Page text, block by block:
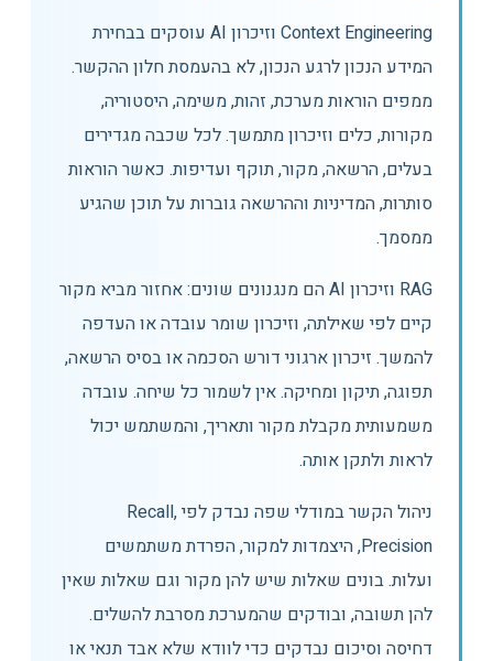
Context Engineering וזיכרון AI עוסקים בבחירת
המידע הנכון לרגע הנכון, לא בהעמסת חלון ההקשר.
ממפים הוראות מערכת, זהות, משימה, היסטוריה,
מקורות, כלים וזיכרון מתמשך. לכל שכבה מגדירים
בעלים, הרשאה, מקור, תוקף ועדיפות. כאשר הוראות
סותרות, המדיניות וההרשאה גוברות על תוכן שהגיע
ממסמך.
RAG וזיכרון AI הם מנגנונים שונים: אחזור מביא מקור
קיים לפי שאילתה, וזיכרון שומר עובדה או העדפה
להמשך. זיכרון ארגוני דורש הסכמה או בסיס הרשאה,
תפוגה, תיקון ומחיקה. אין לשמור כל שיחה. עובדה
משמעותית מקבלת מקור ותאריך, והמשתמש יכול
לראות ולתקן אותה.
ניהול הקשר במודלי שפה נבדק לפי Recall,
Precision, היצמדות למקור, הפרדת משתמשים
ועלות. בונים שאלות שיש להן מקור וגם שאלות שאין
להן תשובה, ובודקים שהמערכת מסרבת להשלים.
דחיסה וסיכום נבדקים כדי לוודא שלא אבד תנאי או